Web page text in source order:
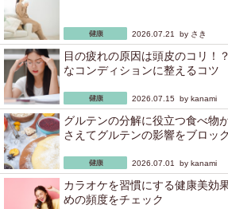
2026.07.21 by さき
目の疲れの原因は頭皮のコリ！
なコンディションに整えるコツ
2026.07.15 by kanami
グルテンの分解に役立つ食べ物
さえてグルテンの影響をブロッ
2026.07.01 by kanami
カラオケを習慣にする健康美効
めの頻度をチェック